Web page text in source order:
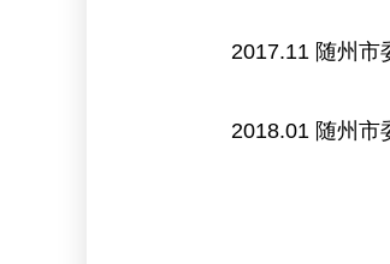
2017.11 随州市
2018.01 随州市